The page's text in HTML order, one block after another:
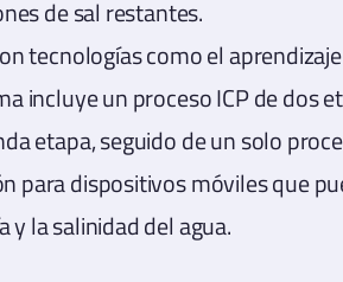
de sal restantes.
tecnologías como el
incluye un proceso ICP de dos
etapa, seguido de un solo
para dispositivos móviles que
la salinidad del agua.